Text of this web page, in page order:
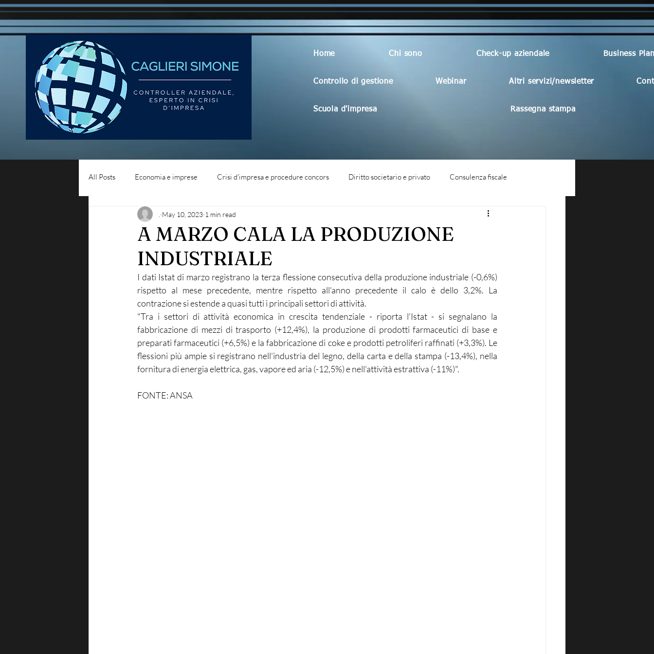
Home Chi sono Check-up aziendale Business
Controllo di gestione Webinar Altri servizi/newsletter
Scuola d'impresa Rassegna stampa
All Posts Economia e imprese Crisi d'impresa e procedure concors Diritto societario e privato Consulenza fiscale
Diritto del lavoro Blog - liquidità aziendale
A MARZO CALA LA PRODUZIONE
INDUSTRIALE
May 10, 2023 1 min read
I dati Istat di marzo registrano la terza flessione consecutiva della produzione industriale (-0,6%)
rispetto al mese precedente, mentre rispetto all'anno precedente il calo è dello 3,2%. La
contrazione si estende a quasi tutti i principali settori di attività.
"Tra i settori di attività economica in crescita tendenziale - riporta l'Istat - si segnalano la
fabbricazione di mezzi di trasporto (+12,4%), la produzione di prodotti farmaceutici di base e
preparati farmaceutici (+6,5%) e la fabbricazione di coke e prodotti petroliferi raffinati (+3,3%). Le
flessioni più ampie si registrano nell'industria del legno, della carta e della stampa (-13,4%), nella
fornitura di energia elettrica, gas, vapore ed aria (-12,5%) e nell'attività estrattiva (-11%)".
FONTE: ANSA